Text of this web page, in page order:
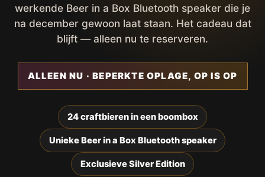
werkende Beer in a Box Bluetooth speaker die je
na december gewoon laat staan. Het cadeau dat
blijft — alleen nu te reserveren.
ALLEEN NU · BEPERKTE OPLAGE, OP IS OP
24 craftbieren in een boombox
Unieke Beer in a Box Bluetooth speaker
Exclusieve Silver Edition